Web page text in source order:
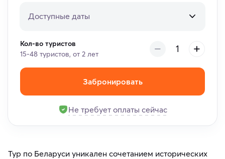
Доступные даты
Кол-во туристов
15-48 туристов, от 2 лет
Забронировать
Не требует оплаты сейчас
Тур по Беларуси уникален сочетанием исторических